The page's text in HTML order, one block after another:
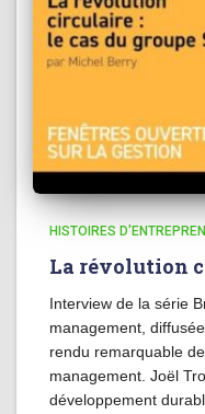
HISTOIRES
La révolution
Interview de la série
management,
rendu remarquable
management. Joël
développement